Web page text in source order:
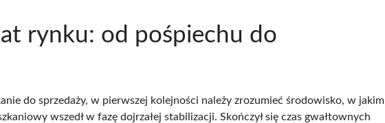
rynku: od pośpiechu do
do sprzedaży, w pierwszej kolejności należy zrozumieć środowisko, w jakim
wszedł w fazę dojrzałej stabilizacji. Skończył się czas gwałtownych